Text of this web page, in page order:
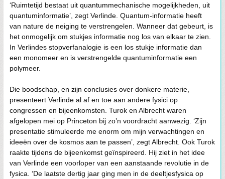
‘Ruimtetijd bestaat uit quantummechanische mogelijkheden, uit
quantuminformatie’, zegt Verlinde. Quantum-informatie heeft
van nature de neiging te verstrengelen. Wanneer dat gebeurt, is
het onmogelijk om stukjes informatie nog los van elkaar te zien.
In Verlindes stopverfanalogie is een los stukje informatie dan
een monomeer en is verstrengelde quantuminformatie een
polymeer.
Die boodschap, en zijn conclusies over donkere materie,
presenteert Verlinde al af en toe aan andere fysici op
congressen en bijeenkomsten. Turok en Albrecht waren
afgelopen mei op Princeton bij zo’n voordracht aanwezig. ‘Zijn
presentatie stimuleerde me enorm om mijn verwachtingen en
ideeën over de kosmos aan te passen’, zegt Albrecht. Ook Turok
raakte tijdens de bijeenkomst geïnspireerd. Hij ziet in het idee
van Verlinde een voorloper van een aanstaande revolutie in de
fysica. ‘De laatste dertig jaar ging men in de deeltjesfysica op